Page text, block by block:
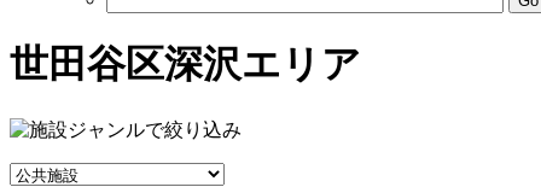
世田谷区深沢エリア